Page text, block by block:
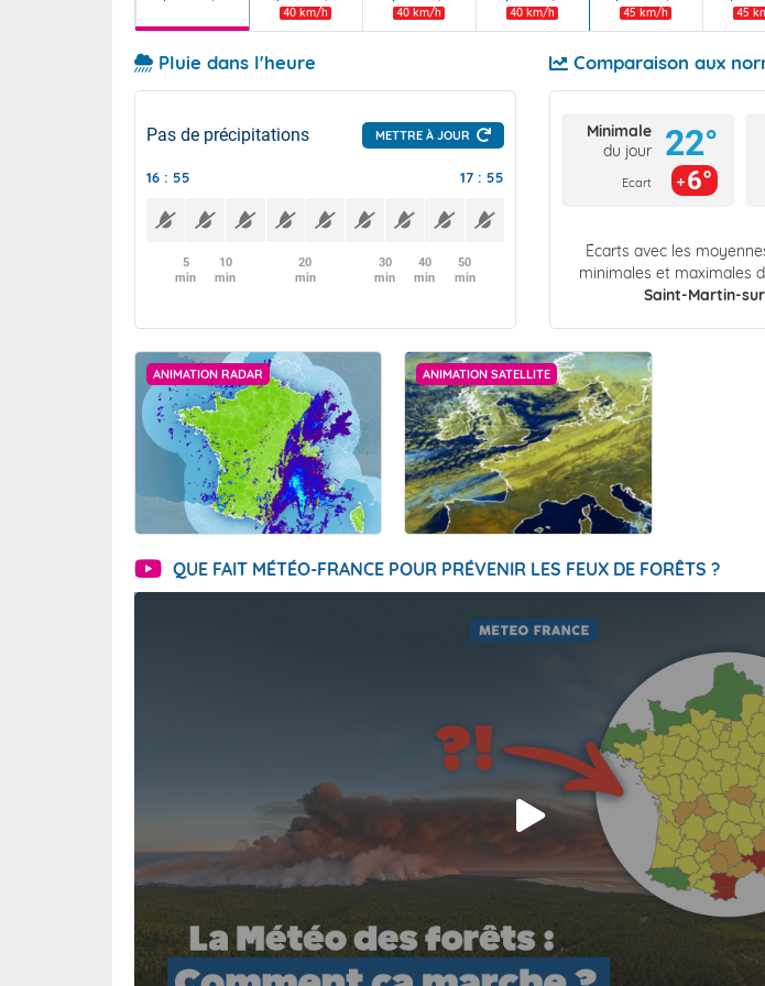
40 km/h 40 km/h 40 km/h 45 km/h 45
Pluie dans l'heure
Pas de précipitations METTRE À JOUR
16 : 55 17 : 55
5
min
10
min
20
min
30
min
40
min
50
min
Comparaison aux
Minimale
du jour
Ecart
22°
6°
Écarts avec les
minimales et maximales
Saint-Martin-
ANIMATION RADAR ANIMATION SATELLITE
QUE FAIT MÉTÉO-FRANCE POUR PRÉVENIR LES FEUX DE FORÊTS ?